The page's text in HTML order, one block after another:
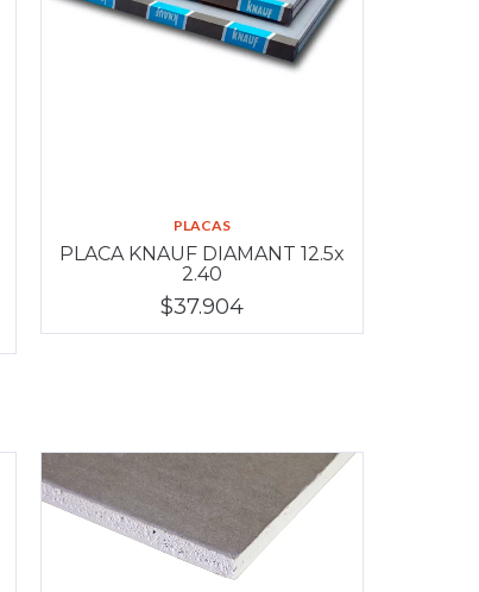
PLACAS
PLACA KNAUF DIAMANT 12.5x
2.40
$37.904